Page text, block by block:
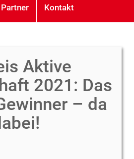
Kontakt
Aktive
2021: Das
– da